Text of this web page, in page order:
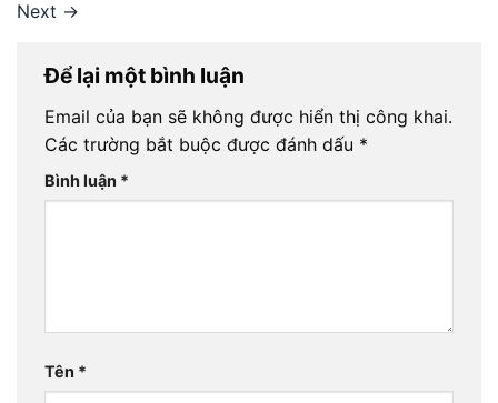
Next →
Để lại một bình luận
Email của bạn sẽ không được hiển thị công khai.
Các trường bắt buộc được đánh dấu *
Bình luận *
Tên *